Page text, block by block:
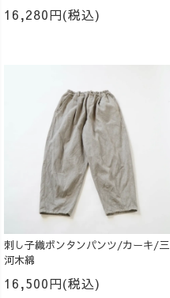
16,280円(税込)
刺し子織ボンタンパンツ/カーキ/三
河木綿
16,500円(税込)